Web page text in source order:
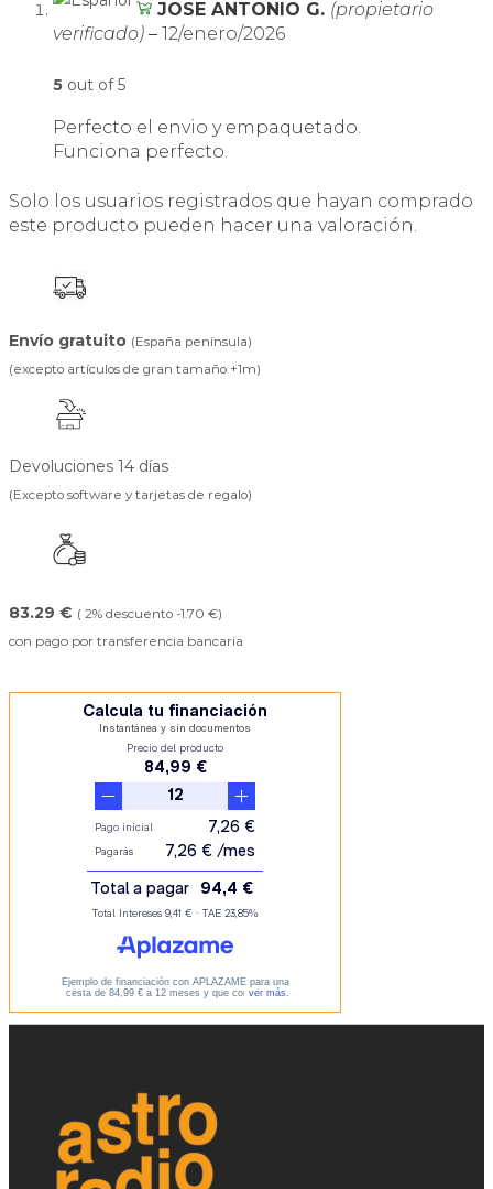
JOSE ANTONIO G. (propietario
verificado) – 12/enero/2026
5 out of 5
Perfecto el envio y empaquetado.
Funciona perfecto.
Solo los usuarios registrados que hayan comprado
este producto pueden hacer una valoración.
Envío gratuito (España península)
(excepto artículos de gran tamaño +1m)
Devoluciones 14 días
(Excepto software y tarjetas de regalo)
83.29 € ( 2% descuento -1.70 €)
con pago por transferencia bancaria